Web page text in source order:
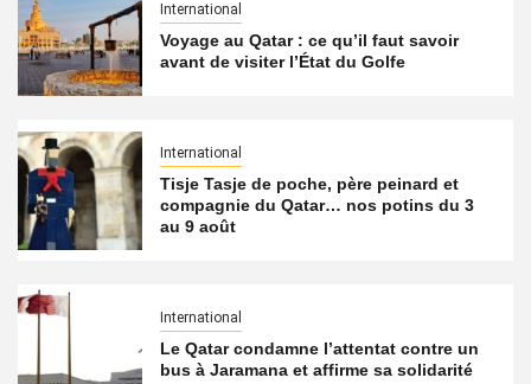
International
Voyage au Qatar : ce qu’il faut savoir
avant de visiter l’État du Golfe
International
Tisje Tasje de poche, père peinard et
compagnie du Qatar… nos potins du 3
au 9 août
International
Le Qatar condamne l’attentat contre un
bus à Jaramana et affirme sa solidarité